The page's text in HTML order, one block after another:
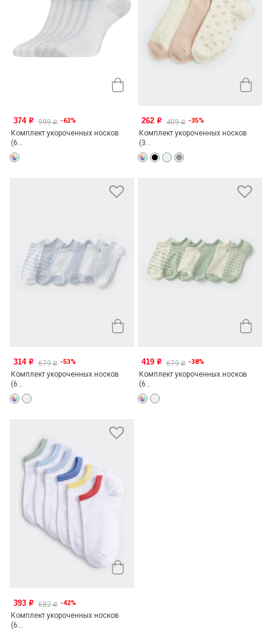
374 o 999o -62%
Комплект укороченных носков
(6...
262 o 409o -35%
Комплект укороченных носков
(3...
314 o 679o -53%
Комплект укороченных носков
(6...
419 o 679o -38%
Комплект укороченных носков
(6...
393 o 682o -42%
Комплект укороченных носков
(6...